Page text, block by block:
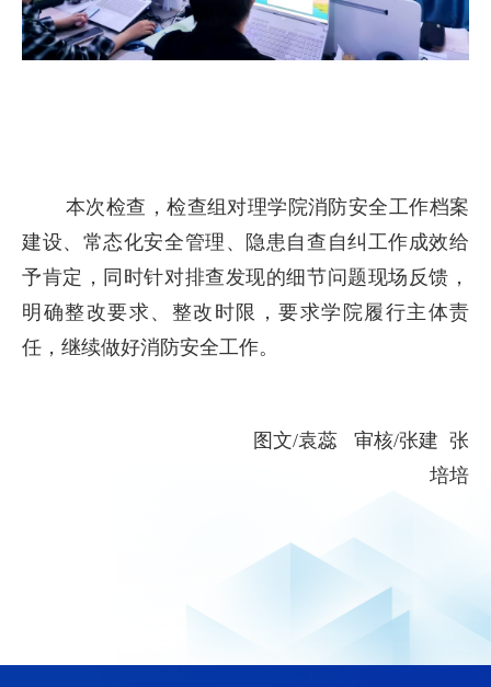
本次检查，检查组对理学院消防安全工作档案
建设、常态化安全管理、隐患自查自纠工作成效给
予肯定，同时针对排查发现的细节问题现场反馈，
明确整改要求、整改时限，要求学院履行主体责
任，继续做好消防安全工作。
图文/袁蕊 审核/张建 张
培培